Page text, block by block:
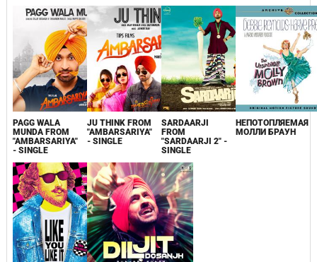
PAGG WALA
MUNDA FROM
"AMBARSARIYA"
- SINGLE
JU THINK FROM
"AMBARSARIYA"
- SINGLE
SARDAARJI
FROM
"SARDAARJI 2" -
SINGLE
НЕПОТОПЛЯЕМАЯ
МОЛЛИ БРАУН